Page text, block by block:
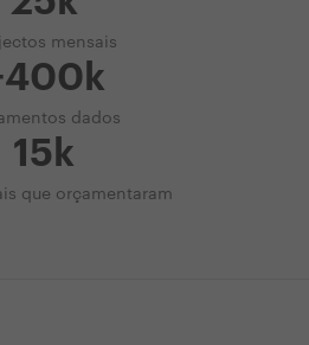
mensais
dados
15k
que orçamentaram